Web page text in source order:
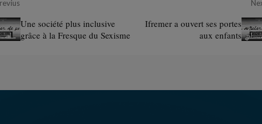
Une société plus inclusive
grâce à la Fresque du Sexisme
Ifremer a ouvert ses portes
aux enfants